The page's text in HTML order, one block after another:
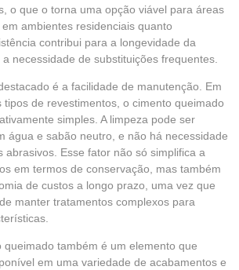
o que o torna uma opção viável para áreas
ambientes residenciais quanto
contribui para a longevidade da
necessidade de substituições frequentes.
é a facilidade de manutenção. Em
de revestimentos, o cimento queimado
simples. A limpeza pode ser
água e sabão neutro, e não há necessidade
abrasivos. Esse fator não só simplifica a
em termos de conservação, mas também
de custos a longo prazo, uma vez que
manter tratamentos complexos para
queimado também é um elemento que
em uma variedade de acabamentos e